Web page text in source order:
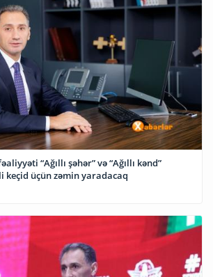
“Ağıllı şəhər” və “Ağıllı kənd”
üçün zəmin yaradacaq